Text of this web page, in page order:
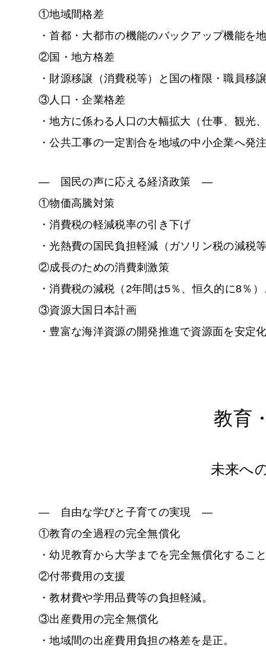
①地域間格差
・首都・大都市の機能のバックアップ機能を
②国・地方格差
・財源移譲（消費税等）と国の権限・職員移
③人口・企業格差
・地方に係わる人口の大幅拡大（仕事、観光
・公共工事の一定割合を地域の中小企業へ発
― 国民の声に応える経済政策 ―
①物価高騰対策
・消費税の軽減税率の引き下げ
・光熱費の国民負担軽減（ガソリン税の減税
②成長のための消費刺激策
・消費税の減税（2年間は5％、恒久的に8％
③資源大国日本計画
・豊富な海洋資源の開発推進で資源面を安定
教育
未来へ
― 自由な学びと子育ての実現 ―
①教育の全過程の完全無償化
・幼児教育から大学までを完全無償化するこ
②付帯費用の支援
・教材費や学用品費等の負担軽減。
③出産費用の完全無償化
・地域間の出産費用負担の格差を是正。